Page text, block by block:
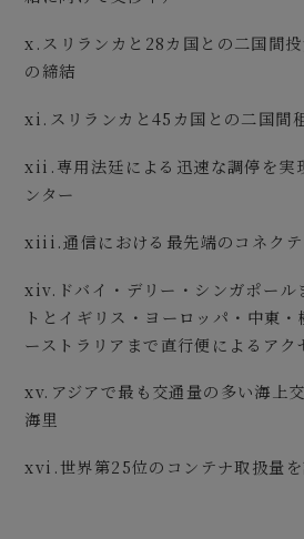
x.スリランカと28カ国との二国間投
の締結
xi.スリランカと45カ国との二国間
xii.専用法廷による迅速な調停を実
ンター
xiii.通信における最先端のコネクテ
xiv.ドバイ・デリー・シンガポール
トとイギリス・ヨーロッパ・中東
ーストラリアまで直行便によるアク
xv.アジアで最も交通量の多い海上
海里
xvi.世界第25位のコンテナ取扱量